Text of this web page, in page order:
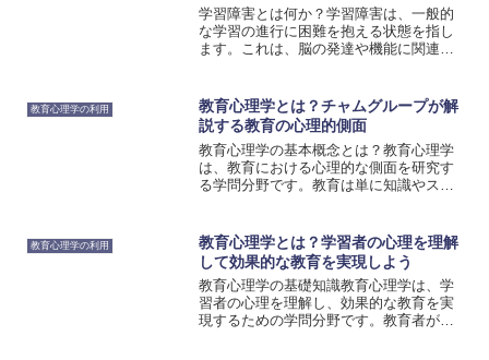
学習障害とは何か？学習障害は、一般的
な学習の進行に困難を抱える状態を指し
ます。これは、脳の発達や機能に関連し
は、個人の能力や知識に関係なく、学習
の進行に問題があることを意...
教育心理学の利用
教育心理学とは？チャムグループが解
説する教育の心理的側面
教育心理学の基本概念とは？教育心理学
は、教育における心理的な側面を研究す
る学問分野です。教育は単に知識やスキ
理学は、学習者の心理的なプロセスや行
動を理解し、教育の効果的...
教育心理学の利用
教育心理学とは？学習者の心理を理解
して効果的な教育を実現しよう
教育心理学の基礎知識教育心理学は、学
習者の心理を理解し、効果的な教育を実
現するための学問分野です。教育者が学